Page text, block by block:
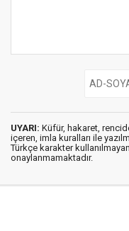
UYARI: Küfür, hakaret,
içeren, imla kuralları ile
Türkçe karakter
onaylanmamaktadır.